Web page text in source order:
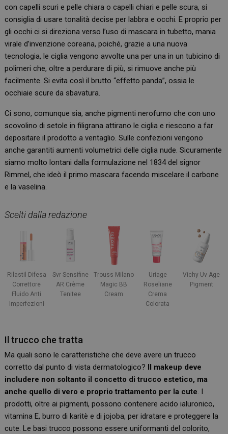
con capelli scuri e pelle chiara o capelli chiari e pelle scura, si
consiglia di usare tonalità decise per labbra e occhi. E proprio per
gli occhi ci si direziona verso l’uso di mascara in tubetto, mania
virale d’invenzione coreana, poiché, grazie a una nuova
tecnologia, le ciglia vengono avvolte una per una in un tubicino di
polimeri che, oltre a perdurare di più, si rimuove anche più
facilmente. Si evita così il brutto “effetto panda”, ossia le
occhiaie scure da sbavatura.
Ci sono, comunque sia, anche pigmenti nerofumo che con uno
scovolino di setole in filigrana attirano le ciglia e riescono a far
depositare il prodotto a ventaglio. Sulle confezioni vengono
anche garantiti aumenti volumetrici delle ciglia nude. Sicuramente
siamo molto lontani dalla formulazione nel 1834 del signor
Rimmel, che ideò il primo mascara facendo miscelare il carbone
e la vaselina.
Scelti dalla redazione
Rilastil Difesa
Correttore
Fluido Anti
Imperfezioni
Svr Sensifine
AR Crème
Tenitee
Trouss Milano
Magic BB
Cream
Uriage
Roseliane
Crema
Colorata
Vichy Uv Age
Pigment
Il trucco che tratta
Ma quali sono le caratteristiche che deve avere un trucco
corretto dal punto di vista dermatologico? Il makeup deve
includere non soltanto il concetto di trucco estetico, ma
anche quello di vero e proprio trattamento per la cute. I
prodotti, oltre ai pigmenti, possono contenere acido ialuronico,
vitamina E, burro di karitè e di jojoba, per idratare e proteggere la
cute. Le basi trucco possono essere uniformanti del colorito,